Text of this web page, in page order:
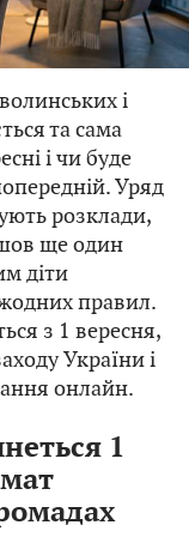
і
та сама
і чи буде
Уряд
розклади,
ще один
діти
правил.
з 1 вересня,
України і
онлайн.
1